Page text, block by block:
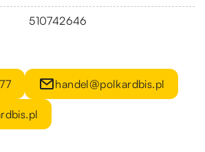
510742646
handel@polkardbis.pl